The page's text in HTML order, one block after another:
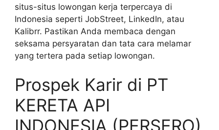
situs-situs lowongan kerja terpercaya di
Indonesia seperti JobStreet, LinkedIn, atau
Kalibrr. Pastikan Anda membaca dengan
seksama persyaratan dan tata cara melamar
yang tertera pada setiap lowongan.
Prospek Karir di PT
KERETA API
INDONESIA (PERSERO)